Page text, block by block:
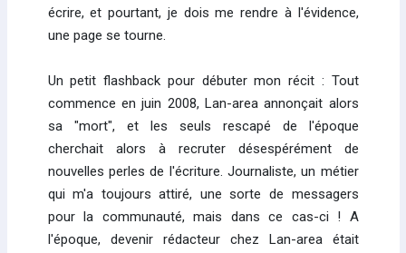
écrire, et pourtant, je dois me rendre à l'évidence,
une page se tourne.
Un petit flashback pour débuter mon récit : Tout
commence en juin 2008, Lan-area annonçait alors
sa "mort", et les seuls rescapé de l'époque
cherchait alors à recruter désespérément de
nouvelles perles de l'écriture. Journaliste, un métier
qui m'a toujours attiré, une sorte de messagers
pour la communauté, mais dans ce cas-ci ! A
l'époque, devenir rédacteur chez Lan-area était